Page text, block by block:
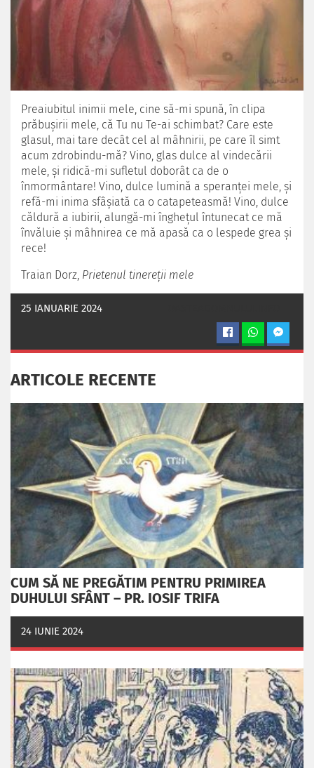
Preaiubitul inimii mele, cine să-mi spună, în clipa
prăbuşirii mele, că Tu nu Te-ai schimbat? Care este
glasul, mai tare decât cel al mâhnirii, pe care îl simt
acum zdrobindu-mă? Vino, glas dulce al vindecării
mele, şi ridică-mi sufletul doborât ca de o
înmormântare! Vino, dulce lumină a speranţei mele, şi
refă-mi inima sfâşiată ca o catapeteasmă! Vino, dulce
căldură a iubirii, alungă-mi îngheţul întunecat ce mă
învăluie şi mâhnirea ce mă apasă ca o lespede grea şi
rece!
Traian Dorz, Prietenul tinereţii mele
25 IANUARIE 2024
ARTICOLE RECENTE
CUM SĂ NE PREGĂTIM PENTRU PRIMIREA
DUHULUI SFÂNT – PR. IOSIF TRIFA
24 IUNIE 2024